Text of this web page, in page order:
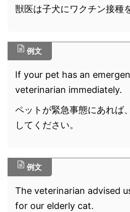
獣医は子犬にワクチン接種
例文
If your pet has an
veterinarian immediately.
ペットが緊急事態にあれば
してください。
例文
The veterinarian advised
for our elderly cat.